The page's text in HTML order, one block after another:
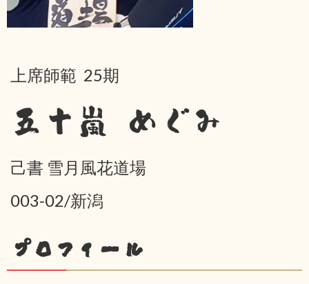
上席師範 25期
五十嵐 めぐみ
己書 雪月風花道場
003-02/新潟
プロフィール